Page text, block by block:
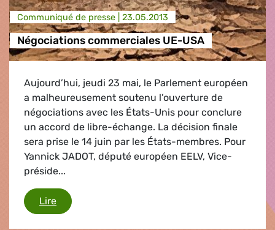
Communiqué de presse | 23.05.2013
Négociations commerciales UE-USA
Aujourd’hui, jeudi 23 mai, le Parlement européen
a malheureusement soutenu l’ouverture de
négociations avec les États-Unis pour conclure
un accord de libre-échange. La décision finale
sera prise le 14 juin par les États-membres. Pour
Yannick JADOT, député européen EELV, Vice-
préside...
LireNégociations commerciales UE-USA